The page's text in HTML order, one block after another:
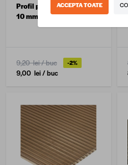
Profil policarbonat clar U,
10 mm, 2.1 m
9,20 lei/ buc -2%
9,00 lei/ buc
ACCEPTA TOATE